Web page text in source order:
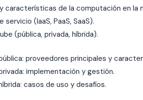
características de la computación en la
servicio (IaaS, PaaS, SaaS).
(pública, privada, híbrida).
proveedores principales y
implementación y gestión.
casos de uso y desafíos.